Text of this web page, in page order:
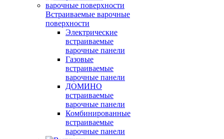
Встраиваемые варочные
поверхности
Электрические
встраиваемые
варочные панели
Газовые
встраиваемые
варочные панели
ДОМИНО
встраиваемые
варочные панели
Комбинированные
встраиваемые
варочные панели